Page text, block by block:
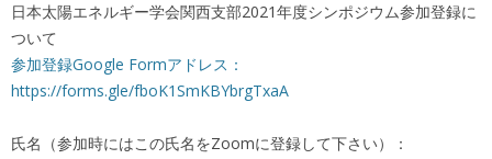
日本太陽エネルギー学会関西支部2021年度シンポジウム参加登録に
ついて
参加登録Google Formアドレス：
https://forms.gle/fboK1SmKBYbrgTxaA
氏名（参加時にはこの氏名をZoomに登録して下さい）：